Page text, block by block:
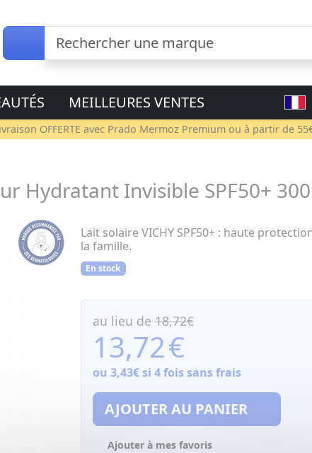
MEILLEURES VENTES
OFFERTE avec Prado Mermoz Premium ou à partir de
Hydratant Invisible SPF50+
Lait solaire VICHY SPF50+ : haute
la famille.
En stock
au lieu de18,72€
13,72€
ou 3,43€si 4 fois sans frais
AJOUTER AU PANIER
Ajouter à mes favoris